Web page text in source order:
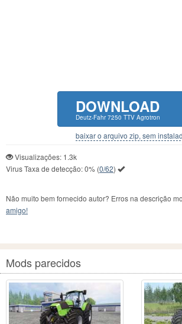
DOWNLOAD
Deutz-Fahr 7250 TTV Agrotron
baixar o arquivo zip, sem
Visualizações: 1.3k
Virus Taxa de detecção:0% (0/62)
Não muito bem fornecido autor? Erros na descrição
amigo!
Mods parecidos